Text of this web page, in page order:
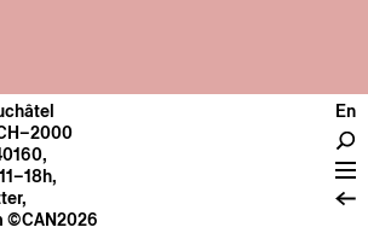
,
,
©CAN2026
En